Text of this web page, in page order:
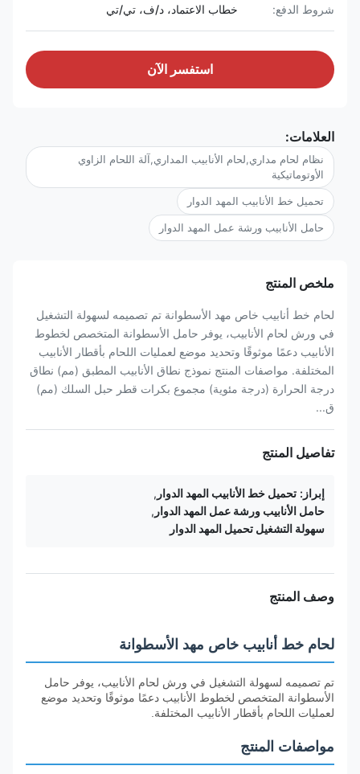
شروط الدفع:
خطاب الاعتماد، د/ف، تي/تي
استفسر الآن
العلامات:
نظام لحام مداري,لحام الأنابيب المداري,آلة اللحام الزاوي
الأوتوماتيكية
تحميل خط الأنابيب المهد الدوار
حامل الأنابيب ورشة عمل المهد الدوار
ملخص المنتج
لحام خط أنابيب خاص مهد الأسطوانة تم تصميمه لسهولة التشغيل
في ورش لحام الأنابيب، يوفر حامل الأسطوانة المتخصص لخطوط
الأنابيب دعمًا موثوقًا وتحديد موضع لعمليات اللحام بأقطار الأنابيب
المختلفة. مواصفات المنتج نموذج نطاق الأنابيب المطبق (مم) نطاق
درجة الحرارة (درجة مئوية) مجموع بكرات قطر حبل السلك (مم)
ق...
تفاصيل المنتج
إبراز: تحميل خط الأنابيب المهد الدوار ,
حامل الأنابيب ورشة عمل المهد الدوار ,
سهولة التشغيل تحميل المهد الدوار
وصف المنتج
لحام خط أنابيب خاص مهد الأسطوانة
تم تصميمه لسهولة التشغيل في ورش لحام الأنابيب، يوفر حامل
الأسطوانة المتخصص لخطوط الأنابيب دعمًا موثوقًا وتحديد موضع
لعمليات اللحام بأقطار الأنابيب المختلفة.
مواصفات المنتج